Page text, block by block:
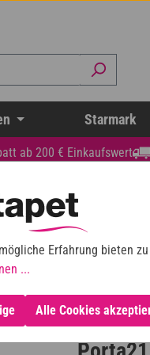
Starmark
ab 200 € Einkaufswert
Erfahrung bieten
...
Alle Cookies